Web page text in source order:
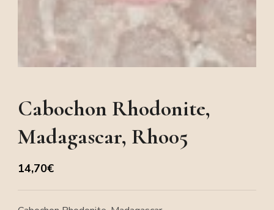
Cabochon Rhodonite,
Madagascar, Rho05
14,70€